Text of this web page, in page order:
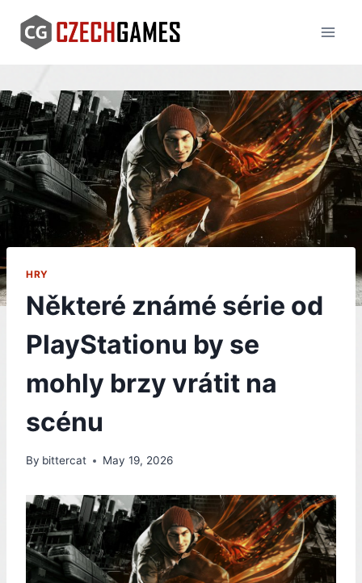
content
HRY
Některé známé série od
PlayStationu by se
mohly brzy vrátit na
scénu
By bittercat May 19, 2026